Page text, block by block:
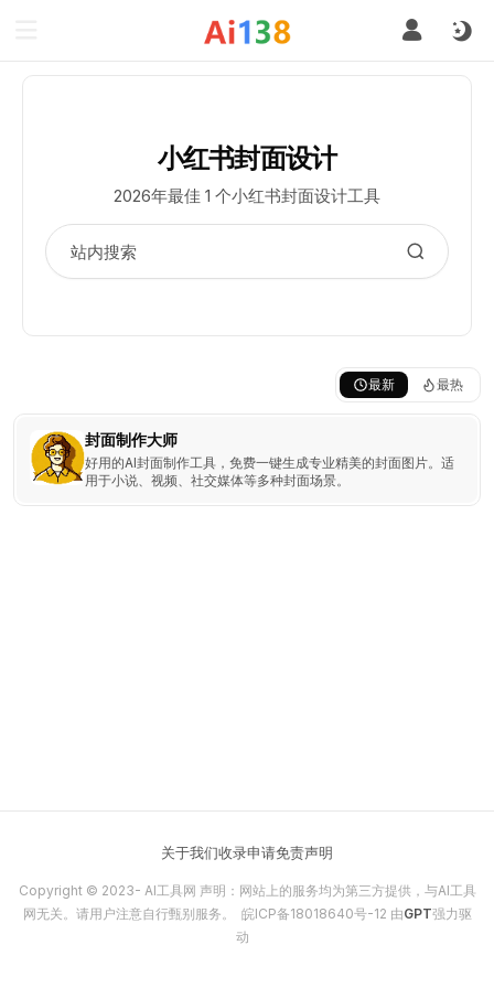
小红书封面设计
2026年最佳 1 个小红书封面设计工具
最新 最热
封面制作大师
好用的AI封面制作工具，免费一键生成专业精美的封面图片。适
用于小说、视频、社交媒体等多种封面场景。
关于我们收录申请免责声明
Copyright © 2023- AI工具网 声明：网站上的服务均为第三方提供，与AI工具
网无关。请用户注意自行甄别服务。 皖ICP备18018640号-12 由GPT强力驱
动